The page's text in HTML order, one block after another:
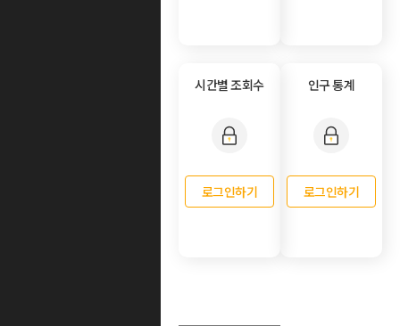
시간별 조회수
로그인하기
인구 통계
로그인하기